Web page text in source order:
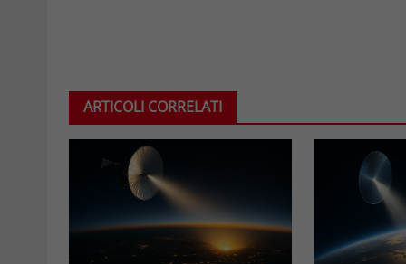
ARTICOLI CORRELATI